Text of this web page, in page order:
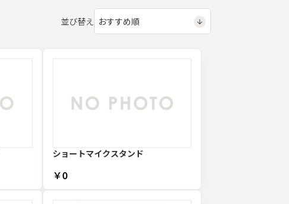
並び替え
ショートマイクスタンド
￥0